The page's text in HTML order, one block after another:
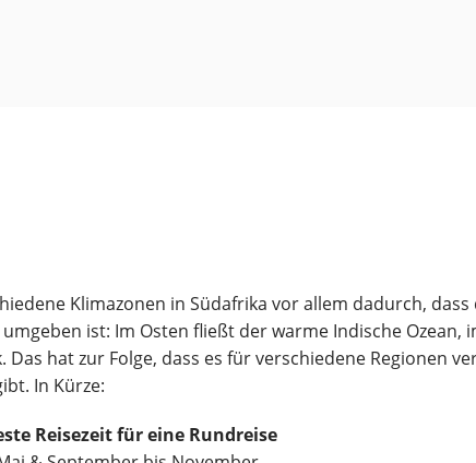
Klimazonen in Südafrika vor allem dadurch, dass
ist: Im Osten fließt der warme Indische Ozean,
Das hat zur Folge, dass es für verschiedene Regionen
In Kürze:
Reisezeit für eine Rundreise